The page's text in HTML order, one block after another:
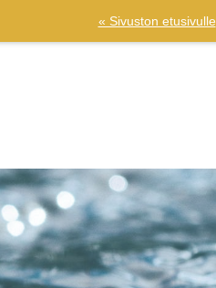
« Sivuston etusivulle